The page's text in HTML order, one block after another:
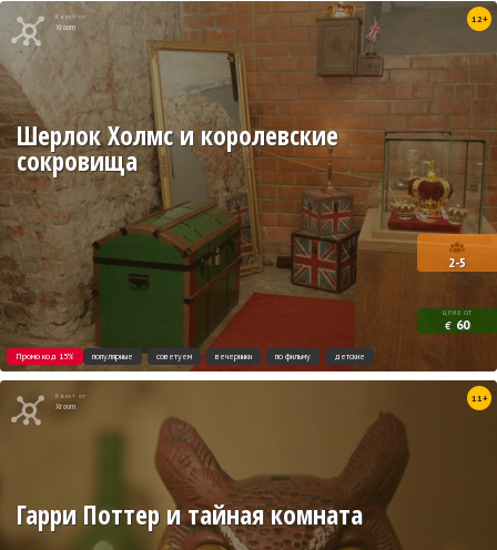
Квест от
Xroom
12+
2-5
цена от
€ 60
Шерлок Холмс и королевские
сокровища
Промо код 15% популярные советуем вечеринки по фильму детские
Квест от
Xroom
11+
Гарри Поттер и тайная комната